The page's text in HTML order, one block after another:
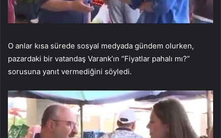
O anlar kısa sürede sosyal medyada gündem olurken,
pazardaki bir vatandaş Varank’ın “Fiyatlar pahalı mı?”
sorusuna yanıt vermediğini söyledi.